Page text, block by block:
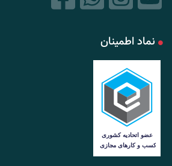
نماد اطمینان